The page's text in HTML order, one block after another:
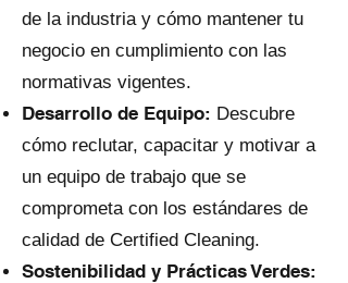
de la industria y cómo mantener tu
negocio en cumplimiento con las
normativas vigentes.
Desarrollo de Equipo: Descubre
cómo reclutar, capacitar y motivar a
un equipo de trabajo que se
comprometa con los estándares de
calidad de Certified Cleaning.
Sostenibilidad y Prácticas Verdes: